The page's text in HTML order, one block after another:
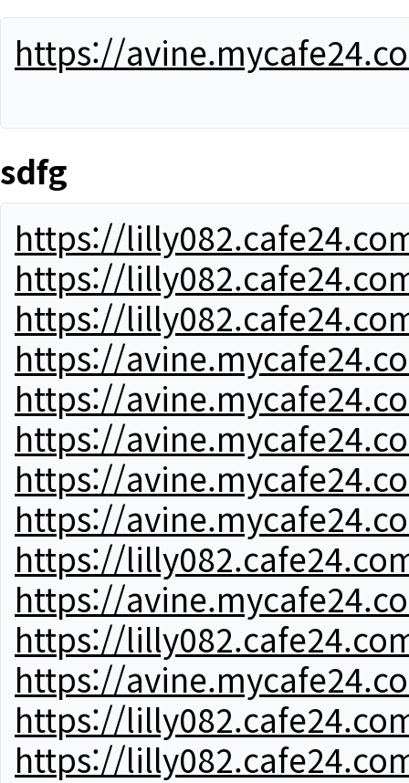
https://
sdfg
https://
https://
https://
https://
https://
https://
https://
https://
https://
https://
https://
https://
https://
https://